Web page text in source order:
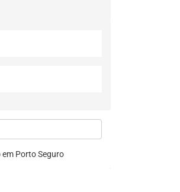
Porto Seguro